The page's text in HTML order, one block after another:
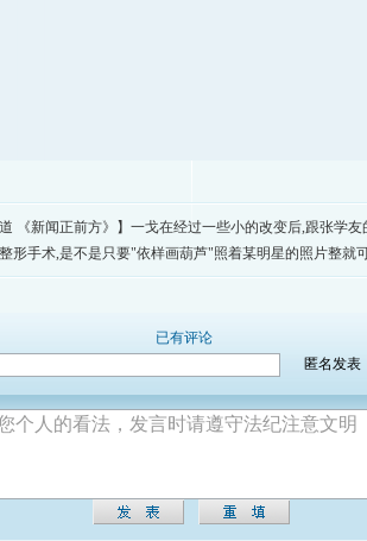
新闻正前方》】一戈在经过一些小的改变后,跟张学友
形手术,是不是只要"依样画葫芦"照着某明星的照片整
已有评论
匿名发表